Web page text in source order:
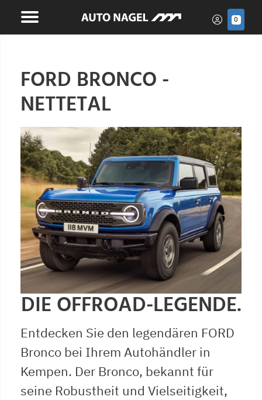
0
FORD BRONCO -
NETTETAL
DIE OFFROAD-LEGENDE.
Entdecken Sie den legendären FORD
Bronco bei Ihrem Autohändler in
Kempen. Der Bronco, bekannt für
seine Robustheit und Vielseitigkeit,